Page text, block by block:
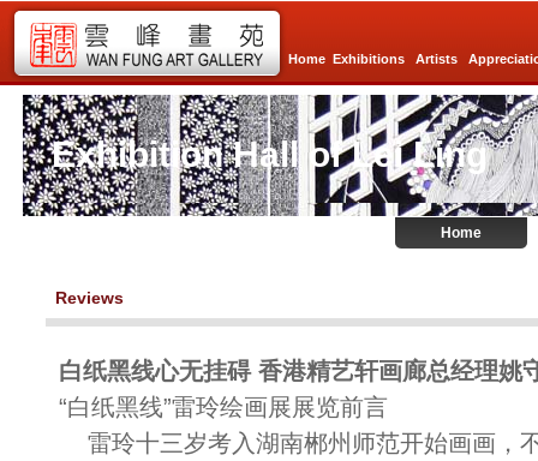
Home Exhibitions Artists
Exhibition Hall of Lei Ling
Home
Reviews
白纸黑线心无挂碍 香港精艺轩画廊总经理姚
“白纸黑线”雷玲绘画展展览前言
雷玲十三岁考入湖南郴州师范开始画画，